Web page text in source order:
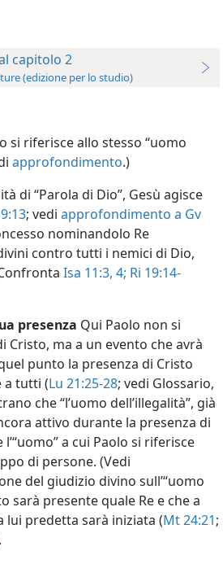
capitolo 2
(edizione per lo studio)
si riferisce allo stesso “uomo
approfondimento.)
di “Parola di Dio”, Gesù agisce
; vedi approfondimento a Gv
nominandolo Re
contro tutti i nemici di Dio,
Isa 11:3, 4; Ri 19:14-
presenza Qui Paolo non si
Cristo, ma a un evento che avrà
punto la presenza di Cristo
a tutti (Lu 21:25-28; vedi Glossario,
che “l’uomo dell’illegalità”, già
attivo durante la presenza di
a cui Paolo si riferisce
di persone. (Vedi
del giudizio divino sull’“uomo
sarà presente quale Re e che a
lui predetta sarà iniziata (Mt 24:21;